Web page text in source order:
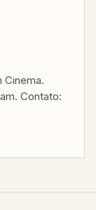
Cinema.
Contato: